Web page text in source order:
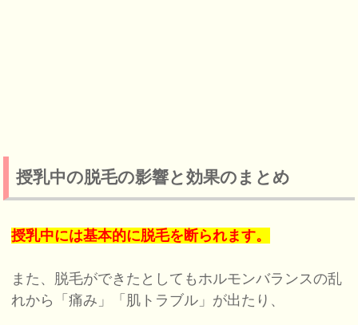
授乳中の脱毛の影響と効果のまとめ
授乳中には基本的に脱毛を断られます。
また、脱毛ができたとしてもホルモンバランスの乱
れから「痛み」「肌トラブル」が出たり、